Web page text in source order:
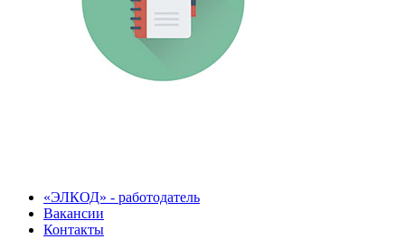
«ЭЛКОД» - работодатель
Вакансии
Контакты